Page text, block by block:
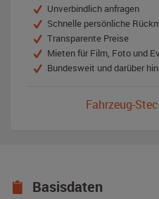
Unverbindlich anfragen
Schnelle persönliche
Transparente Preise
Mieten für Film, Foto und
Bundesweit und darüber
Fahrzeug-
Basisdaten